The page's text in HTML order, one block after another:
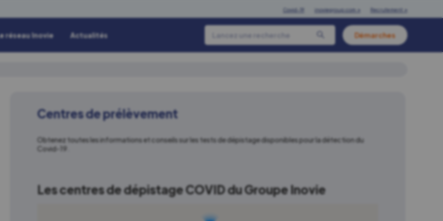
Covid-19 inoviegroup.com ↗ Recrutement ↗
réseau Inovie Actualités Démarches
Centres de prélèvement
Obtenez toutes les informations et conseils sur les tests de dépistage disponibles pour la détection du
Covid-19.
Les centres de dépistage COVID du Groupe Inovie